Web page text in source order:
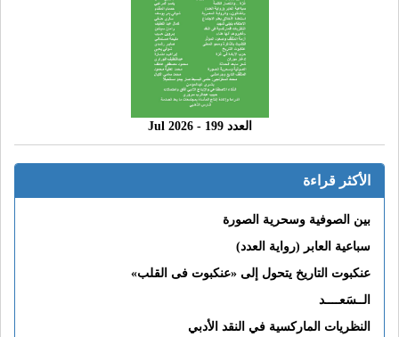
العدد 199 - 2026 Jul
الأكثر قراءة
بين الصوفية وسحرية الصورة
سباعية العابر (رواية العدد)
عنكبوت التاريخ يتحول إلى «عنكبوت فى القلب»
الــسَعــــد
النظريات الماركسية في النقد الأدبي